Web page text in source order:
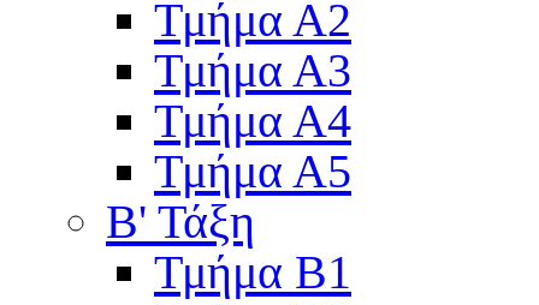
Τμήμα Α2
Τμήμα Α3
Τμήμα Α4
Τμήμα Α5
Β' Τάξη
Τμήμα Β1